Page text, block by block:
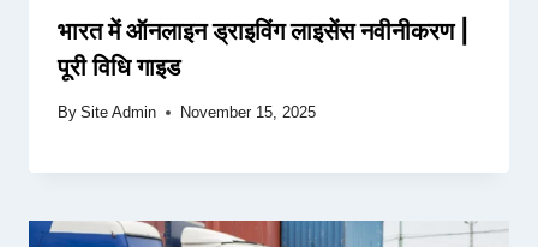
भारत में ऑनलाइन ड्राइविंग लाइसेंस नवीनीकरण |
पूरी विधि गाइड
By Site Admin November 15, 2025